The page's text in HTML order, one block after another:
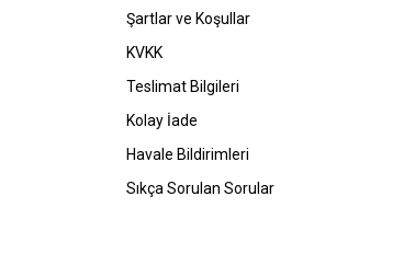
Şartlar ve Koşullar
KVKK
Teslimat Bilgileri
Kolay İade
Havale Bildirimleri
Sıkça Sorulan Sorular